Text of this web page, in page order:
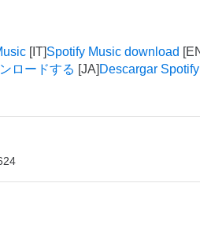
Spotify Music download
ロードする Descargar